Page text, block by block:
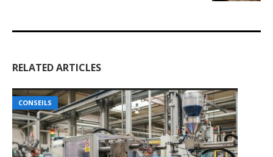
RELATED ARTICLES
CONSEILS